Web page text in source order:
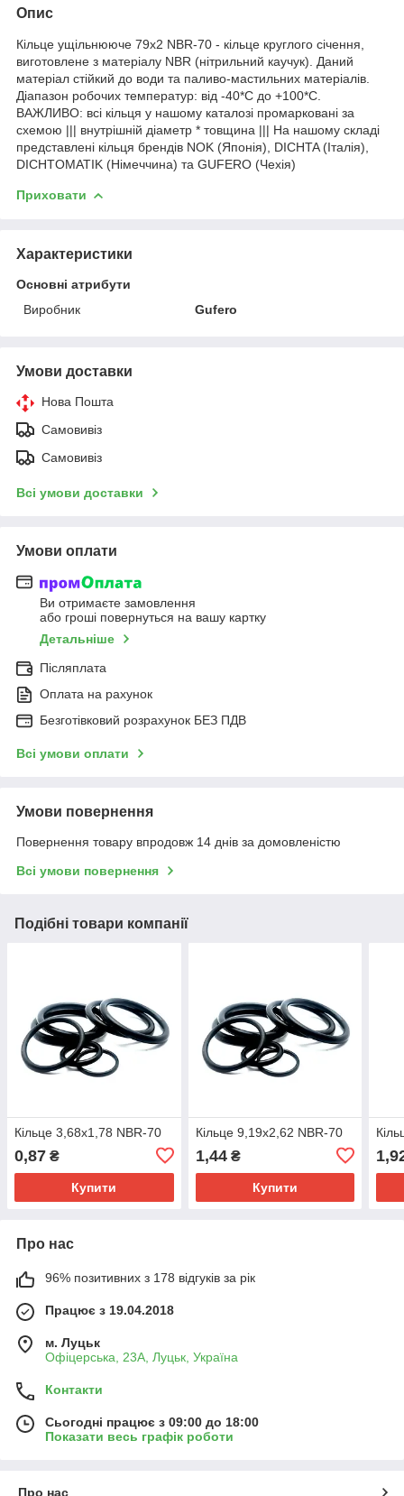
Опис
Кільце ущільнююче 79х2 NBR-70 - кільце круглого січення,
виготовлене з матеріалу NBR (нітрильний каучук). Даний
матеріал стійкий до води та паливо-мастильних матеріалів.
Діапазон робочих температур: від -40*С до +100*С.
ВАЖЛИВО: всі кільця у нашому каталозі промарковані за
схемою ||| внутрішній діаметр * товщина ||| На нашому складі
представлені кільця брендів NOK (Японія), DICHTA (Італія),
DICHTOMATIK (Німеччина) та GUFERO (Чехія)
Приховати
Характеристики
Основні атрибути
Виробник
Gufero
Умови доставки
Нова Пошта
Самовивіз
Самовивіз
Всі умови доставки
Умови оплати
Ви отримаєте замовлення
або гроші повернуться на вашу картку
Детальніше
Післяплата
Оплата на рахунок
Безготівковий розрахунок БЕЗ ПДВ
Всі умови оплати
Умови повернення
Повернення товару впродовж 14 днів за домовленістю
Всі умови повернення
Подібні товари компанії
Кільце 3,68х1,78 NBR-70
0,87 ₴
Купити
Кільце 9,19х2,62 NBR-70
1,44₴
Купити
Про нас
96% позитивних з 178 відгуків за рік
Працює з 19.04.2018
м. Луцьк
Офіцерська, 23А, Луцьк, Україна
Контакти
Сьогодні працює з 09:00 до 18:00
Показати весь графік роботи
Про нас